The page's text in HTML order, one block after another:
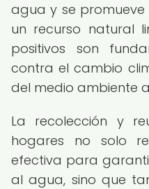
agua y se promueve
un recurso natural
positivos son
contra el cambio
del medio ambiente
La recolección y
hogares no solo
efectiva para
al agua, sino que